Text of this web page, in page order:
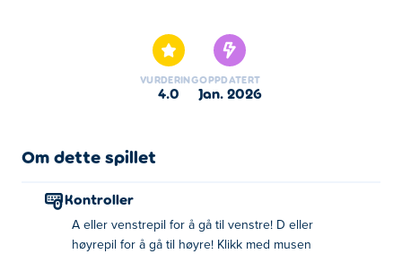
avlinger, skaff deg nye dyr og bak en rekke forskjellige
typer pizza for å tilfredsstille de sultne kundene dine!
Hvilken oppskrift kommer du opp med neste gang?
Computer: Flytt til venstre ved å trykke A eller pil
samhandle med noe eller gå inn i en bygning, bare stå
foran det et øyeblikk. Klikk på plantene/dyrene dine for å
oppgradere dem. Mobil: Trykk på knappene nederst for å
VURDERING
4.0
OPPDATERT
jan. 2026
Om dette spillet
Kontroller
A eller venstrepil for å gå til venstre! D eller
høyrepil for å gå til høyre! Klikk med musen